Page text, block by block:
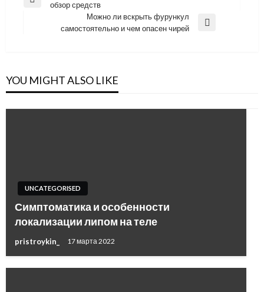
записям
Previousобзор средств
Можно ли вскрыть фурункул
самостоятельно и чем опасен чирей
YOU MIGHT ALSO LIKE
UNCATEGORISED
Симптоматика и особенности
локализации липом на теле
pristroykin_ 17 марта 2022